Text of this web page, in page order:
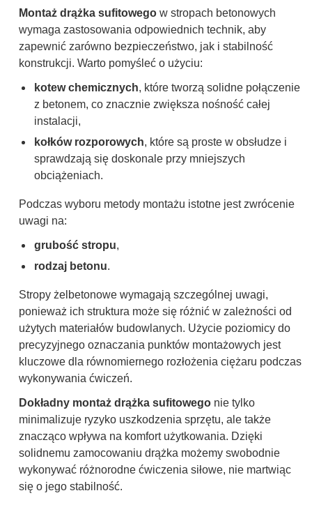
Montaż drążka sufitowego w stropach betonowych
wymaga zastosowania odpowiednich technik, aby
zapewnić zarówno bezpieczeństwo, jak i stabilność
konstrukcji. Warto pomyśleć o użyciu:
kotew chemicznych, które tworzą solidne połączenie
z betonem, co znacznie zwiększa nośność całej
instalacji,
kołków rozporowych, które są proste w obsłudze i
sprawdzają się doskonale przy mniejszych
obciążeniach.
Podczas wyboru metody montażu istotne jest zwrócenie
uwagi na:
grubość stropu,
rodzaj betonu.
Stropy żelbetonowe wymagają szczególnej uwagi,
ponieważ ich struktura może się różnić w zależności od
użytych materiałów budowlanych. Użycie poziomicy do
precyzyjnego oznaczania punktów montażowych jest
kluczowe dla równomiernego rozłożenia ciężaru podczas
wykonywania ćwiczeń.
Dokładny montaż drążka sufitowego nie tylko
minimalizuje ryzyko uszkodzenia sprzętu, ale także
znacząco wpływa na komfort użytkowania. Dzięki
solidnemu zamocowaniu drążka możemy swobodnie
wykonywać różnorodne ćwiczenia siłowe, nie martwiąc
się o jego stabilność.